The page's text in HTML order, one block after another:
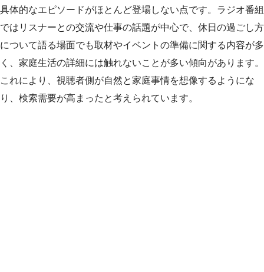
具体的なエピソードがほとんど登場しない点です。ラジオ番組
ではリスナーとの交流や仕事の話題が中心で、休日の過ごし方
について語る場面でも取材やイベントの準備に関する内容が多
く、家庭生活の詳細には触れないことが多い傾向があります。
これにより、視聴者側が自然と家庭事情を想像するようにな
り、検索需要が高まったと考えられています。